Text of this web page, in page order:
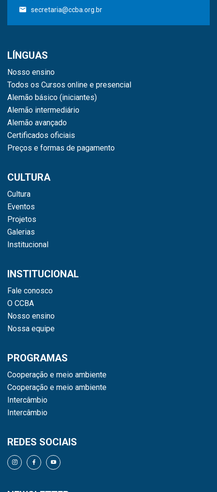
secretaria@ccba.org.br
LÍNGUAS
Nosso ensino
Todos os Cursos online e presencial
Alemão básico (iniciantes)
Alemão intermediário
Alemão avançado
Certificados oficiais
Preços e formas de pagamento
CULTURA
Cultura
Eventos
Projetos
Galerias
Institucional
INSTITUCIONAL
Fale conosco
O CCBA
Nosso ensino
Nossa equipe
PROGRAMAS
Cooperação e meio ambiente
Cooperação e meio ambiente
Intercâmbio
Intercâmbio
REDES SOCIAIS